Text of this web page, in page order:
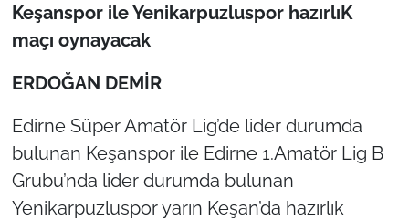
Keşanspor ile Yenikarpuzluspor hazırlıK
maçı oynayacak
ERDOĞAN DEMİR
Edirne Süper Amatör Lig’de lider durumda
bulunan Keşanspor ile Edirne 1.Amatör Lig B
Grubu’nda lider durumda bulunan
Yenikarpuzluspor yarın Keşan’da hazırlık
TEKİRDAĞ
KIRKLARELİ
ÇANAKKALE
TÜRKİYE